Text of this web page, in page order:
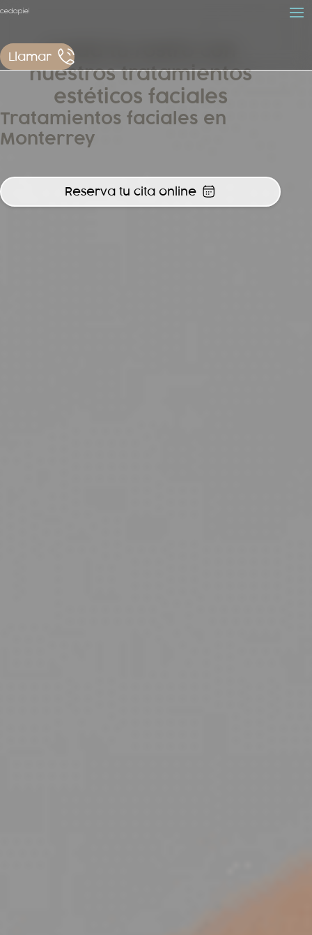
LlamarCuida tu rostro con
nuestros tratamientos
estéticos faciales
Tratamientos faciales en
Monterrey
Reserva tu cita online